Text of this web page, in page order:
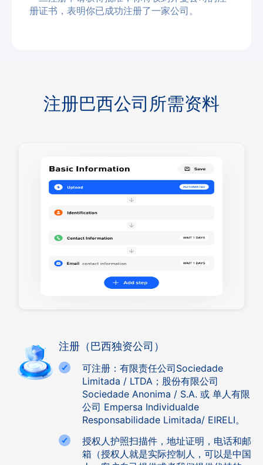
册证书，表明你已成功注册了一家公司。
注册巴西公司所需资料
注册（巴西独资公司）
可注册：有限责任公司Sociedade
Limitada / LTDA；股份有限公司
Sociedade Anonima / S.A. 或 单人有限
公司 Empersa Individualde
Responsabilidade Limitada/ EIRELI。
授权人护照扫描件，地址证明，电话和邮
箱（授权人就是实际控制人，可以是中国